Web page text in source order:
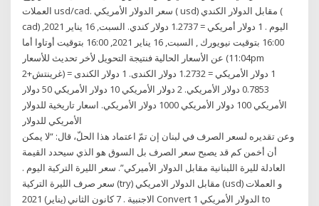
العملات usd/cad. سعر الدولار الأمريكي ( usd) مقابل الدولار الكندي (
cad) اليوم . 1 دولار أمريكي = 1.2737 دولار كندي. السبت, 16 يناير 2021,
16:00 بتوقيت نيويورك , السبت, 16 يناير 2021, 16:00 بتوقيت أوتاوا أما
عن الأسعار الحالية فنتيجة التحويل لأخر تحديث للأسعار (11:04pm
غرينتش+2) 1 دولار الأمريكي = 1.2732 دولار الكندى. 1 دولار الكندى =
0.7853 دولار الأمريكي. 2 دولار الأمريكي 10 دولار الأمريكي 50 دولار
الأمريكي 100 دولار الأمريكي 1000 دولار الأمريكي. اسعار تاريخية للدولار
الأمريكي للدولار
وعن تقديره لسعر الصرف في لبنان إن تمّ اعتماد هذا الحلّ، قال: “لا يمكن
أن أخمن كم قد يصبح سعر الصرف بل السوق هو الذي سيحدد القيمة
العادلة لليرة اللبنانية مقابل الدولار الأميركي”. سعر الليرة التركية اليوم .
سعر صرف الليرة التركية (try) مقابل الدولار الامريكي (usd) و العملات
الاجنبية . 7 كانون الثاني (يناير) 2021 Convert 1 الدولار الأمريكي to